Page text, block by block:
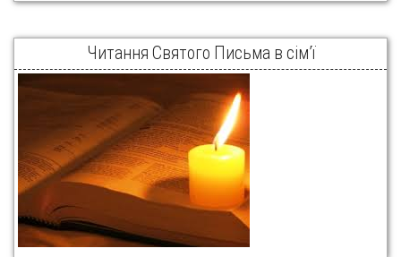
Читання Святого Письма в сім’ї